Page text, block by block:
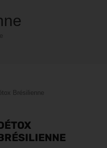
Brésilienne